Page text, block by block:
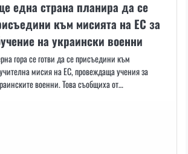
една страна планира да се
към мисията на ЕС за
на украински военни
гора се готви да се присъедини към
мисия на ЕС, провеждаща учения за
военни. Това съобщиха от…